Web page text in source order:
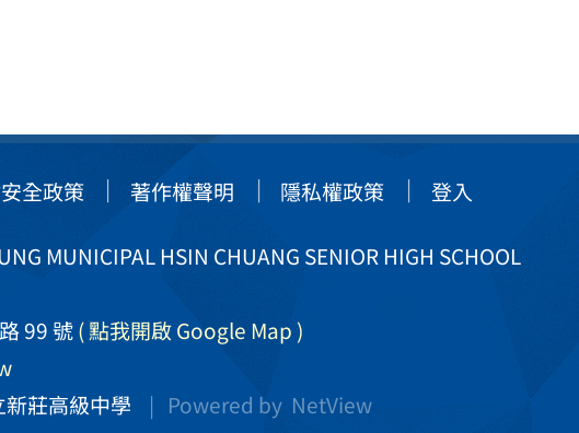
全政策 著作權聲明 隱私權政策 登入
MUNICIPAL HSIN CHUANG SENIOR HIGH SCHOOL
99 號( 點我開啟 Google Map )
莊高級中學 | Powered by NetView